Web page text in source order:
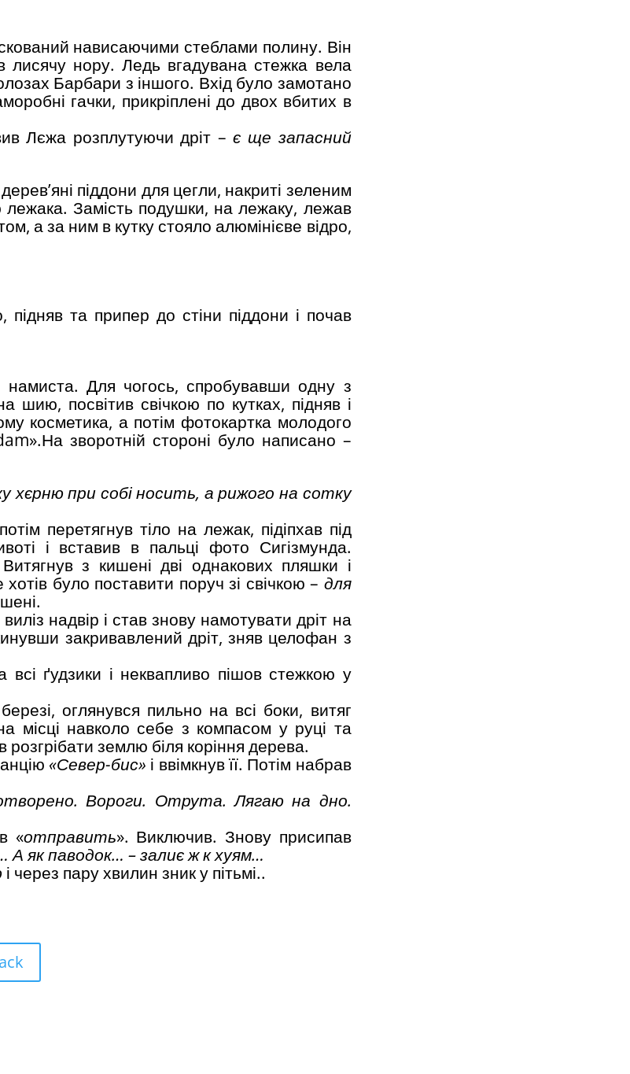
нависаючими стеблами полину. Він
лисячу нору. Ледь вгадувана стежка вела
Барбари з іншого. Вхід було замотано
гачки, прикріплені до двох вбитих в
Лєжа розплутуючи дріт –є ще запасний
піддони для цегли, накриті зеленим
лежака. Замість подушки, на лежаку, лежав
а за ним в кутку стояло алюмінієве відро,
підняв та припер до стіни піддони і почав
намиста. Для чогось, спробувавши одну з
шию, посвітив свічкою по кутках, підняв і
косметика, а потім фотокартка молодого
зворотній стороні було написано –
хєрню при собі носить, а рижого на сотку
перетягнув тіло на лежак, підіпхав під
і вставив в пальці фото Сигізмунда.
з кишені дві однакових пляшки і
було поставити поруч зі свічкою – для
надвір і став знову намотувати дріт на
закривавлений дріт, зняв целофан з
ґудзики і неквапливо пішов стежкою у
оглянувся пильно на всі боки, витяг
місці навколо себе з компасом у руці та
розгрібати землю біля коріння дерева.
«Север-бис» і ввімкнув її. Потім набрав
Вороги. Отрута. Лягаю на дно.
«отправить». Виключив. Знову присипав
А як паводок… – залиє ж к хуям…
і через пару хвилин зник у пітьмі..